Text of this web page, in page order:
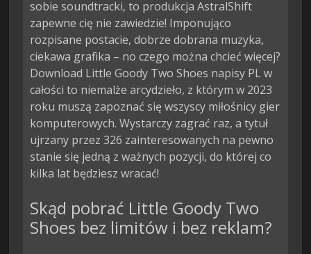
sobie soundtracki, to produkcja AstralShift
zapewne cię nie zawiedzie! Imponująco
rozpisane postacie, dobrze dobrana muzyka,
ciekawa grafika – no czego można chcieć więcej?
Download Little Goody Two Shoes napisy PL w
całości to niemalże arcydzieło, z którym w 2023
roku muszą zapoznać się wszyscy miłośnicy gier
komputerowych. Wystarczy zagrać raz, a tytuł
ujrzany przez 326 zainteresowanych na pewno
stanie się jedną z ważnych pozycji, do której co
kilka lat będziesz wracać!
Skąd pobrać Little Goody Two
Shoes bez limitów i bez reklam?